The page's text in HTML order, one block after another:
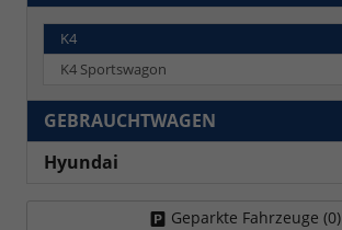
K4
K4 Sportswagon
GEBRAUCHTWAGEN
Hyundai
Geparkte Fahrzeuge (0)